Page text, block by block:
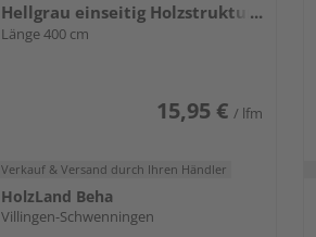
Hellgrau einseitig Holzstruktur,
längsseitige Nut, Elegance - 23 x
Länge 400 cm
15,95 € / lfm
Verkauf & Versand durch Ihren Händler
HolzLand Beha
Villingen-Schwenningen